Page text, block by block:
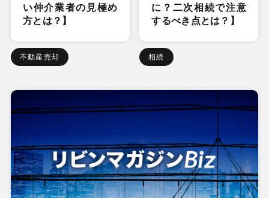
い仲介業者の見極め
方とは？】
不動産売却
に？二次相続で注意
するべき点とは？】
相続